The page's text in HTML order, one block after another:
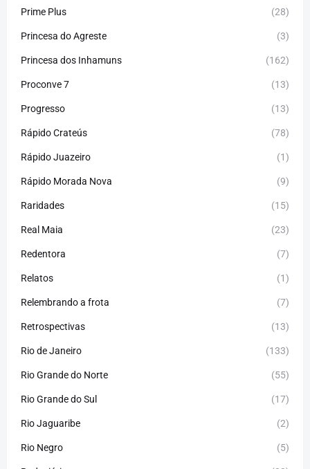
Prime Plus (28)
Princesa do Agreste (3)
Princesa dos Inhamuns (162)
Proconve 7 (13)
Progresso (13)
Rápido Crateús (78)
Rápido Juazeiro (1)
Rápido Morada Nova (9)
Raridades (15)
Real Maia (23)
Redentora (7)
Relatos (1)
Relembrando a frota (7)
Retrospectivas (13)
Rio de Janeiro (133)
Rio Grande do Norte (55)
Rio Grande do Sul (17)
Rio Jaguaribe (2)
Rio Negro (5)